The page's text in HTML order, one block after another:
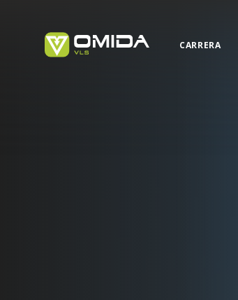
CARRERA